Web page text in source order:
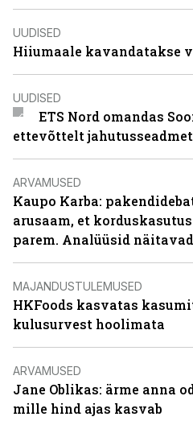
UUDISED
Hiiumaale kavandatakse
UUDISED
ETS Nord omandas
ettevõttelt
ARVAMUSED
Kaupo Karba:
arusaam, et
parem. Analüüsid
MAJANDUSTULEMUSED
HKFoods kasvatas
kulusurvest hoolimata
ARVAMUSED
Jane Oblikas: ärme anna
mille hind ajas kasvab